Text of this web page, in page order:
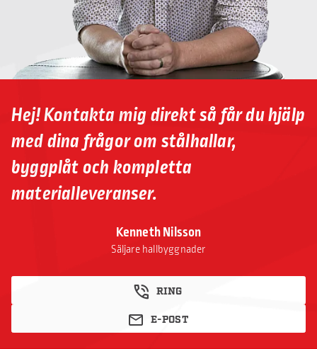
Kenneth Nilsson
Säljare hallbyggnader
RING
E-POST
Hej! Kontakta mig direkt så får du hjälp
med dina frågor om stålhallar,
byggplåt och kompletta
materialleveranser.